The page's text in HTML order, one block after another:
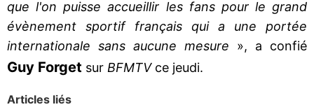
que l'on puisse accueillir les fans pour le grand
évènement sportif français qui a une portée
internationale sans aucune mesure », a confié
Guy Forget sur BFMTVce jeudi.
Articles liés